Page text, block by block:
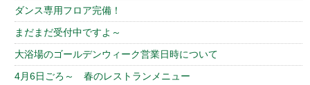
ダンス専用フロア完備！
まだまだ受付中ですよ～
大浴場のゴールデンウィーク営業日時について
4月6日ごろ～ 春のレストランメニュー